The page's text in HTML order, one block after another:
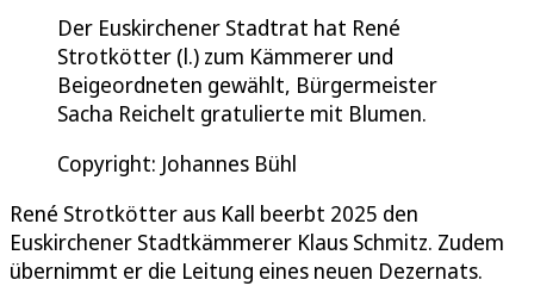
Der Euskirchener Stadtrat hat René
Strotkötter (l.) zum Kämmerer und
Beigeordneten gewählt, Bürgermeister
Sacha Reichelt gratulierte mit Blumen.
Copyright: Johannes Bühl
René Strotkötter aus Kall beerbt 2025 den
Euskirchener Stadtkämmerer Klaus Schmitz. Zudem
übernimmt er die Leitung eines neuen Dezernats.